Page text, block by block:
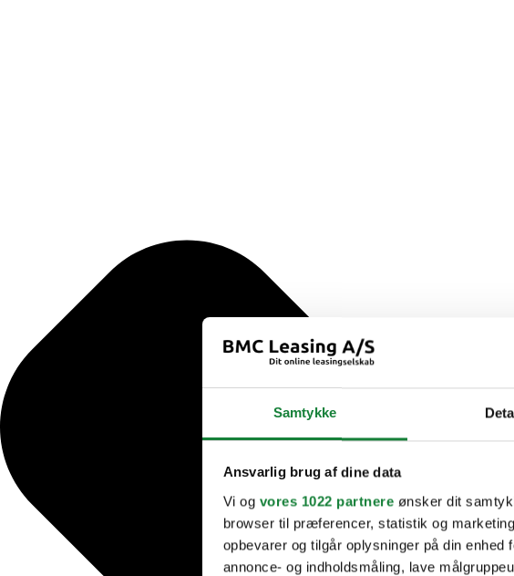
Samtykke
Ansvarlig brug af dine data
Vi og vores 1022 partnere ønsker dit
browser til præferencer, statistik og
opbevarer og tilgår oplysninger på din
annonce- og indholdsmåling, lave